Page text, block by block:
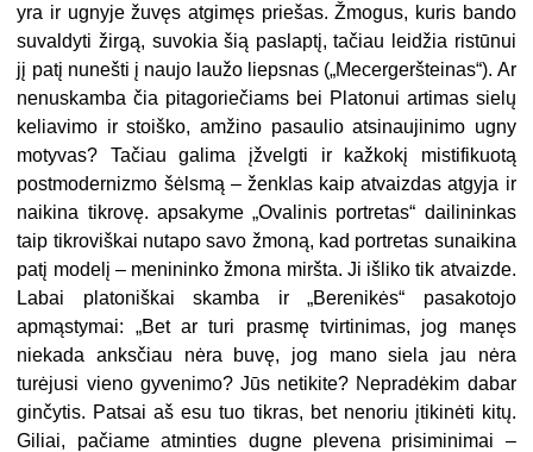
yra ir ugnyje žuvęs atgimęs priešas. Žmogus, kuris bando
suvaldyti žirgą, suvokia šią paslaptį, tačiau leidžia ristūnui
jį patį nunešti į naujo laužo liepsnas („Mecergeršteinas“). Ar
nenuskamba čia pitagoriečiams bei Platonui artimas sielų
keliavimo ir stoiško, amžino pasaulio atsinaujinimo ugny
motyvas? Tačiau galima įžvelgti ir kažkokį mistifikuotą
postmodernizmo šėlsmą – ženklas kaip atvaizdas atgyja ir
naikina tikrovę. apsakyme „Ovalinis portretas“ dailininkas
taip tikroviškai nutapo savo žmoną, kad portretas sunaikina
patį modelį – menininko žmona miršta. Ji išliko tik atvaizde.
Labai platoniškai skamba ir „Berenikės“ pasakotojo
apmąstymai: „Bet ar turi prasmę tvirtinimas, jog manęs
niekada anksčiau nėra buvę, jog mano siela jau nėra
turėjusi vieno gyvenimo? Jūs netikite? Nepradėkim dabar
ginčytis. Patsai aš esu tuo tikras, bet nenoriu įtikinėti kitų.
Giliai, pačiame atminties dugne plevena prisiminimai –